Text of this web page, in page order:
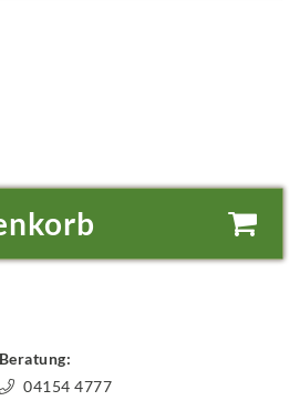
Beratung:
04154 4777